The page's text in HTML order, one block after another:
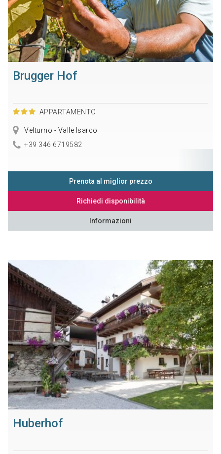
Brugger Hof
APPARTAMENTO
Velturno - Valle Isarco
+39 346 6719582
Prenota al miglior prezzo
Richiedi disponibilità
Informazioni
Huberhof